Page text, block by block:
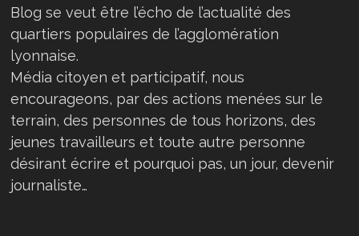
Blog se veut être l’écho de l’actualité des
quartiers populaires de l’agglomération
lyonnaise.
Média citoyen et participatif, nous
encourageons, par des actions menées sur le
terrain, des personnes de tous horizons, des
jeunes travailleurs et toute autre personne
désirant écrire et pourquoi pas, un jour, devenir
journaliste…